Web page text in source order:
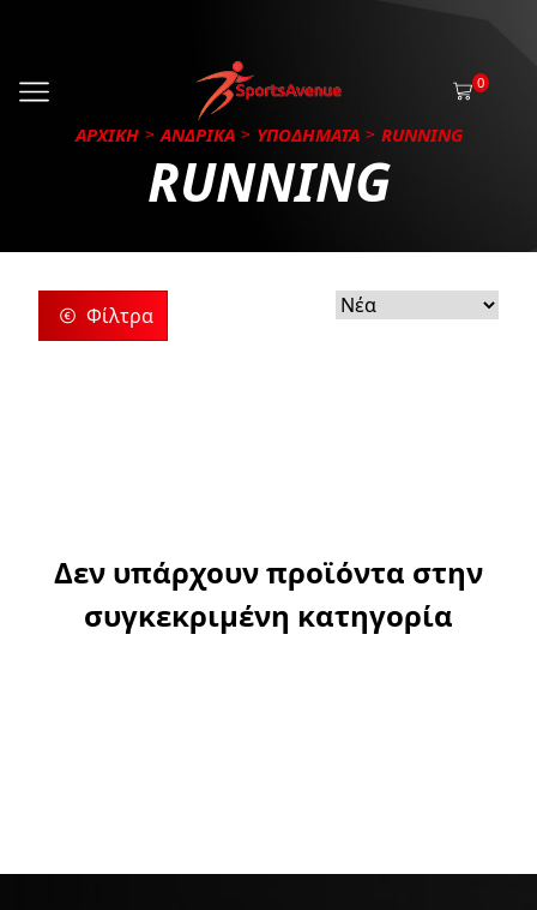
0
ΑΡΧΙΚΗ ΑΝΔΡΙΚΑ ΥΠΟΔΗΜΑΤΑ RUNNING
RUNNING
Φίλτρα
Δεν υπάρχουν προϊόντα στην
συγκεκριμένη κατηγορία